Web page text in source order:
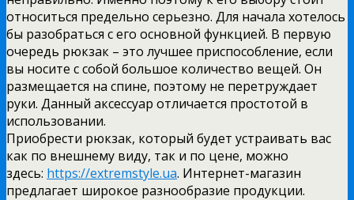
относиться предельно серьезно. Для начала хотелось
бы разобраться с его основной функцией. В первую
очередь рюкзак – это лучшее приспособление, если
вы носите с собой большое количество вещей. Он
размещается на спине, поэтому не перетруждает
руки. Данный аксессуар отличается простотой в
использовании.
Приобрести рюкзак, который будет устраивать вас
как по внешнему виду, так и по цене, можно
здесь: https://extremstyle.ua. Интернет-магазин
предлагает широкое разнообразие продукции.